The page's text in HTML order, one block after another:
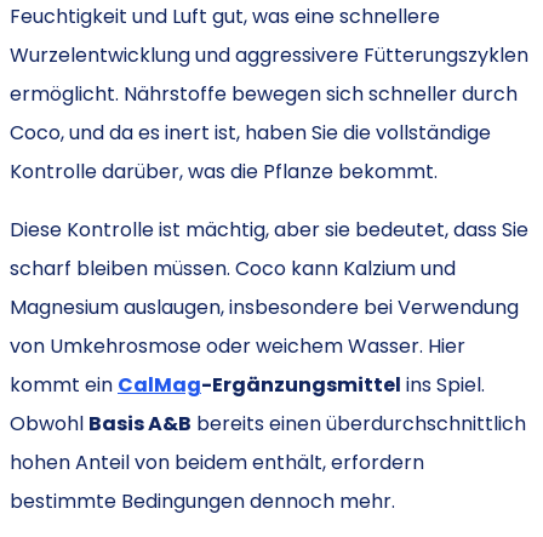
Feuchtigkeit und Luft gut, was eine schnellere
Wurzelentwicklung und aggressivere Fütterungszyklen
ermöglicht. Nährstoffe bewegen sich schneller durch
Coco, und da es inert ist, haben Sie die vollständige
Kontrolle darüber, was die Pflanze bekommt.
Diese Kontrolle ist mächtig, aber sie bedeutet, dass Sie
scharf bleiben müssen. Coco kann Kalzium und
Magnesium auslaugen, insbesondere bei Verwendung
von Umkehrosmose oder weichem Wasser. Hier
kommt ein CalMag-Ergänzungsmittel ins Spiel.
Obwohl Basis A&B bereits einen überdurchschnittlich
hohen Anteil von beidem enthält, erfordern
bestimmte Bedingungen dennoch mehr.